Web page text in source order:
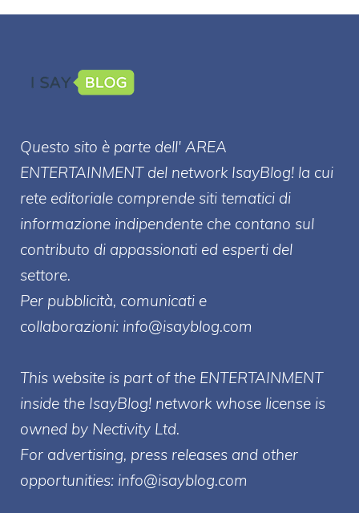
Questo sito è parte dell' AREA
ENTERTAINMENT del network IsayBlog! la cui
rete editoriale comprende siti tematici di
informazione indipendente che contano sul
contributo di appassionati ed esperti del
settore.
Per pubblicità, comunicati e
collaborazioni: info@isayblog.com
This website is part of the ENTERTAINMENT
inside the IsayBlog! network whose license is
owned by Nectivity Ltd.
For advertising, press releases and other
opportunities: info@isayblog.com